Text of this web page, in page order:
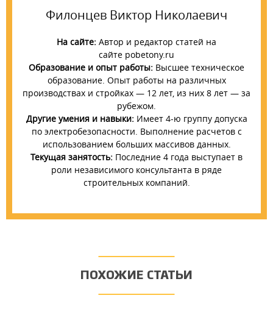
Филонцев Виктор Николаевич
На сайте: Автор и редактор статей на
сайте pobetony.ru
Образование и опыт работы: Высшее техническое
образование. Опыт работы на различных
производствах и стройках — 12 лет, из них 8 лет — за
рубежом.
Другие умения и навыки:Имеет 4-ю группу допуска
по электробезопасности. Выполнение расчетов с
использованием больших массивов данных.
Текущая занятость: Последние 4 года выступает в
роли независимого консультанта в ряде
строительных компаний.
ПОХОЖИЕ СТАТЬИ